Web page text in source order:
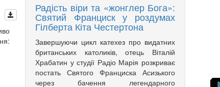
Радість віри та «жонглер Бога»:
Святий Франциск у роздумах
Гілберта Кіта Честертона
Завершуючи цикл катехез про видатних
британських католиків, отець Віталій
Храбатин у студії Радіо Марія розкриває
постать Святого Франциска Асизького
через бачення легендарного